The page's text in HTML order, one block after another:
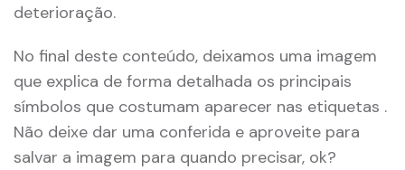
deterioração.
No final deste conteúdo, deixamos uma imagem
que explica de forma detalhada os principais
símbolos que costumam aparecer nas etiquetas .
Não deixe dar uma conferida e aproveite para
salvar a imagem para quando precisar, ok?